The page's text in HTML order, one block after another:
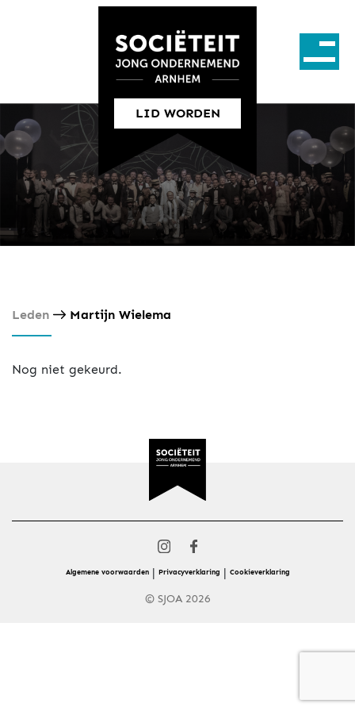
LID WORDEN
Leden Martijn Wielema
Nog niet gekeurd.
© SJOA 2026
Algemene voorwaarden | Privacyverklaring | Cookieverklaring